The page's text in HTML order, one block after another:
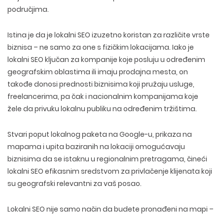
područjima.
Istina je da je lokalni SEO izuzetno koristan za različite vrste
biznisa – ne samo za one s fizičkim lokacijama. Iako je
lokalni SEO ključan za kompanije koje posluju u određenim
geografskim oblastima ili imaju prodajna mesta, on
takođe donosi prednosti biznisima koji pružaju usluge,
freelancerima, pa čak i nacionalnim kompanijama koje
žele da privuku lokalnu publiku na određenim tržištima.
Stvari poput lokalnog paketa na Google-u, prikaza na
mapama i upita baziranih na lokaciji omogućavaju
biznisima da se istaknu u regionalnim pretragama, čineći
lokalni SEO efikasnim sredstvom za privlačenje klijenata koji
su geografski relevantni za vaš posao.
Lokalni SEO nije samo način da budete pronađeni na mapi –